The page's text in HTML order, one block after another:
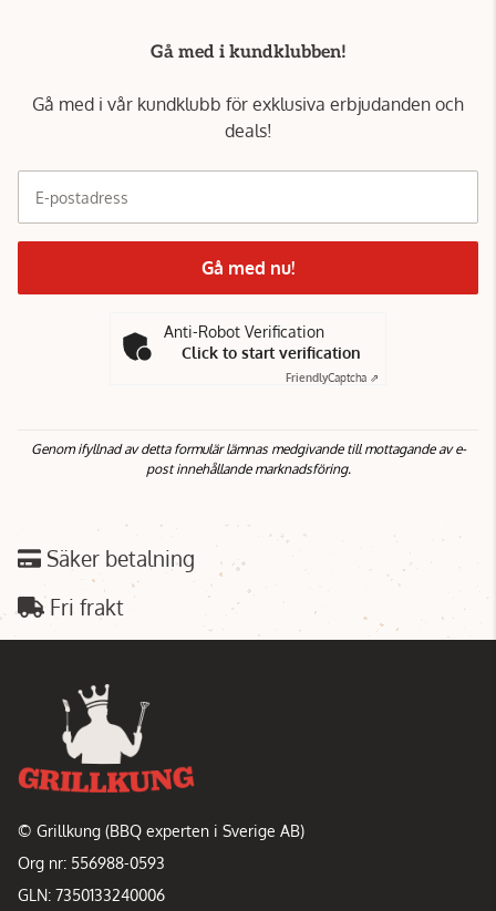
Gå med i kundklubben!
Gå med i vår kundklubb för exklusiva erbjudanden och
deals!
E-postadress
Gå med nu!
Anti-Robot Verification
Click to start verification
FriendlyCaptcha ⇗
Genom ifyllnad av detta formulär lämnas medgivande till mottagande av e-
post innehållande marknadsföring.
Säker betalning
Fri frakt
© Grillkung (BBQ experten i Sverige AB)
Org nr: 556988-0593
GLN: 7350133240006